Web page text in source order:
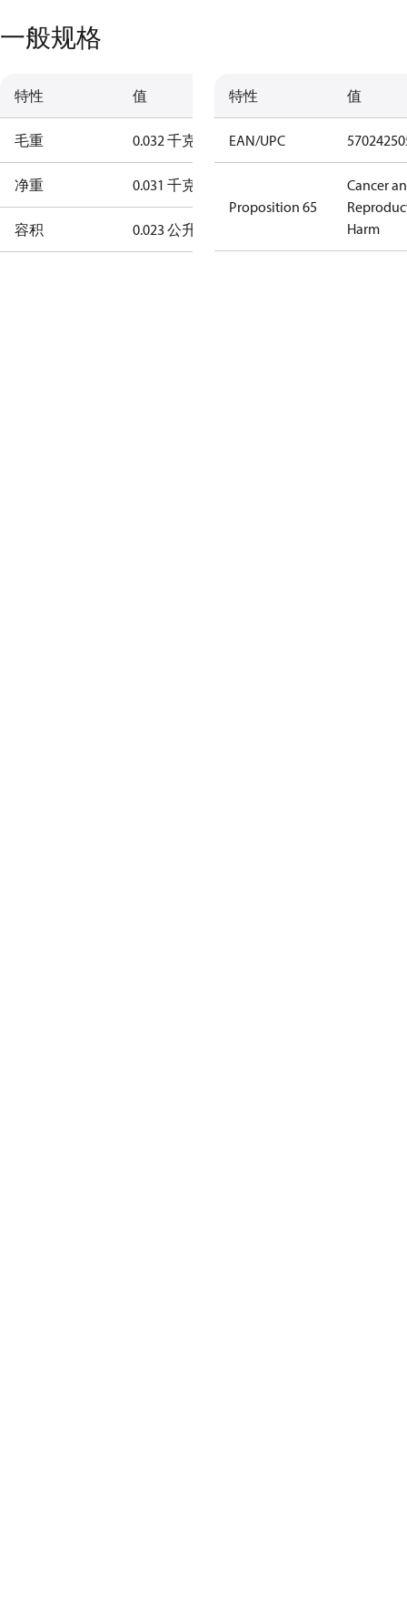
一般规格
特性 值
毛重 0.032 千克
净重 0.031 千克
容积 0.023 公升
特性 值
EAN/UPC
Proposition 65
Cancer
Harm